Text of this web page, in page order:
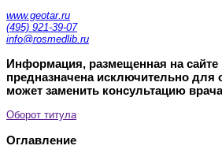
www.geotar.ru
(495) 921-39-07
info@rosmedlib.ru
Информация, размещенная на сайте
предназначена исключительно для
может заменить консультацию врача
Оборот титула
Оглавление